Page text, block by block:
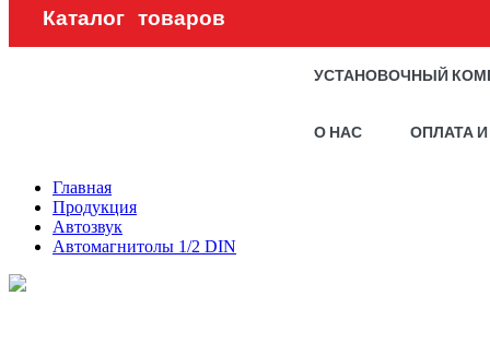
Каталог товаров
УСТАНОВОЧНЫЙ
О НАС ОПЛАТА
Главная
Продукция
Автозвук
Автомагнитолы 1/2 DIN